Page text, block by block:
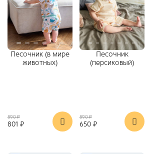
Песочник (в мире
животных)
890 ₽
801 ₽
Песочник
(персиковый)
890 ₽
650 ₽